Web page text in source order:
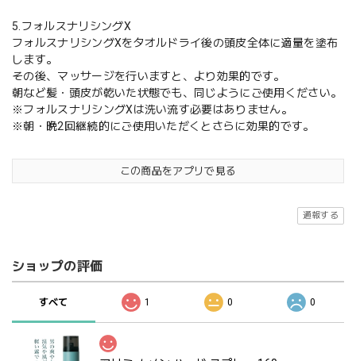
5.フォルスナリシングX
フォルスナリシングXをタオルドライ後の頭皮全体に適量を塗布
します。
その後、マッサージを行いますと、より効果的です。
朝など髪・頭皮が乾いた状態でも、同じようにご使用ください。
※フォルスナリシングXは洗い流す必要はありません。
※朝・晩2回継続的にご使用いただくとさらに効果的です。
この商品をアプリで見る
通報する
ショップの評価
すべて 1 0 0